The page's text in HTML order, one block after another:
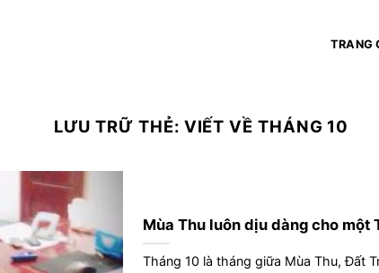
TRANG
LƯU TRỮ THẺ: VIẾT VỀ THÁNG 10
Mùa Thu luôn dịu dàng cho một
Tháng 10 là tháng giữa Mùa Thu, Đất